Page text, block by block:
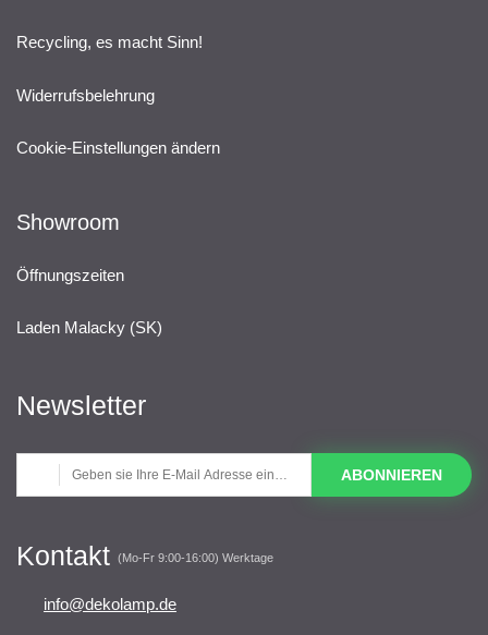
Recycling, es macht Sinn!
Widerrufsbelehrung
Cookie-Einstellungen ändern
Showroom
Öffnungszeiten
Laden Malacky (SK)
Newsletter
ABONNIEREN
Kontakt (Mo-Fr 9:00-16:00) Werktage
info@dekolamp.de